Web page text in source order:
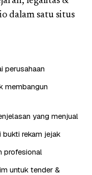
dalam satu situs
perusahaan
membangun
yang menjual
rekam jejak
profesional
untuk tender &